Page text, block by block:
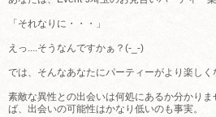
「それなりに・・・」
えっ....そうなんですかぁ？(-_-)
では、そんなあなたにパーティーがより楽しく
素敵な異性との出会いは何処にあるか分かり
ば、出会いの可能性はかなり低いのも事実。